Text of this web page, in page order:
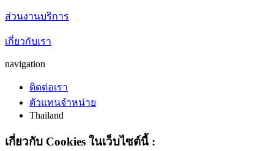
ส่วนงานบริการ
เกี่ยวกับเรา
navigation
ติดต่อเรา
ตัวแทนจำหน่าย
Thailand
เกี่ยวกับ Cookies ในเว็บไซต์นี้ :